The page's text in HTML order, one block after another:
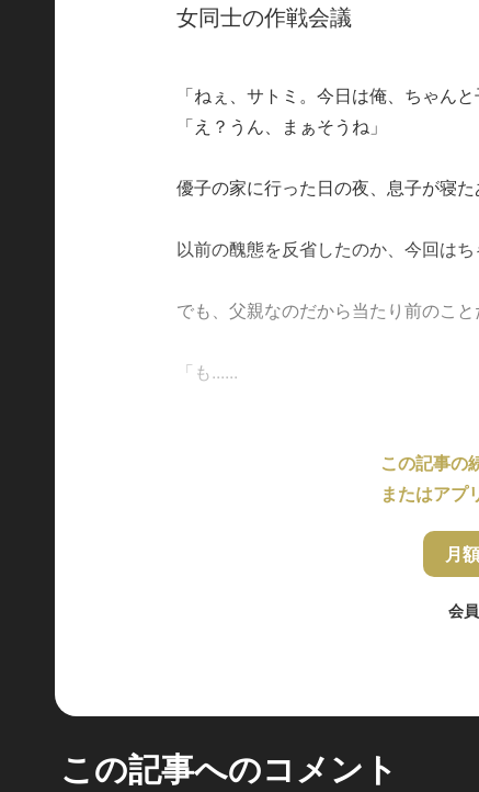
女同士の作戦会議
「ねぇ、サトミ。今日は俺、ちゃん
「え？うん、まぁそうね」
優子の家に行った日の夜、息子が寝た
以前の醜態を反省したのか、今回は
でも、父親なのだから当たり前のこと
「も......
この記事の
またはアプ
月
会
この記事へのコメント